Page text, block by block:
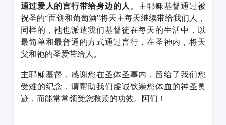
通过爱人的言行带给身边的人。主耶稣基督通过被
祝圣的“面饼和葡萄酒”将天主每天继续带给我们人，
同样的，祂也派遣我们基督徒在每天的生活中，以
最简单和最普通的方式通过言行，在圣神内，将天
父和祂的圣爱带给人。
主耶稣基督，感谢您在圣体圣事内，留给了我们您
受难的纪念，请帮助我们虔诚钦崇您体血的神圣奥
迹，而能常常领受您救赎的功效。阿们！